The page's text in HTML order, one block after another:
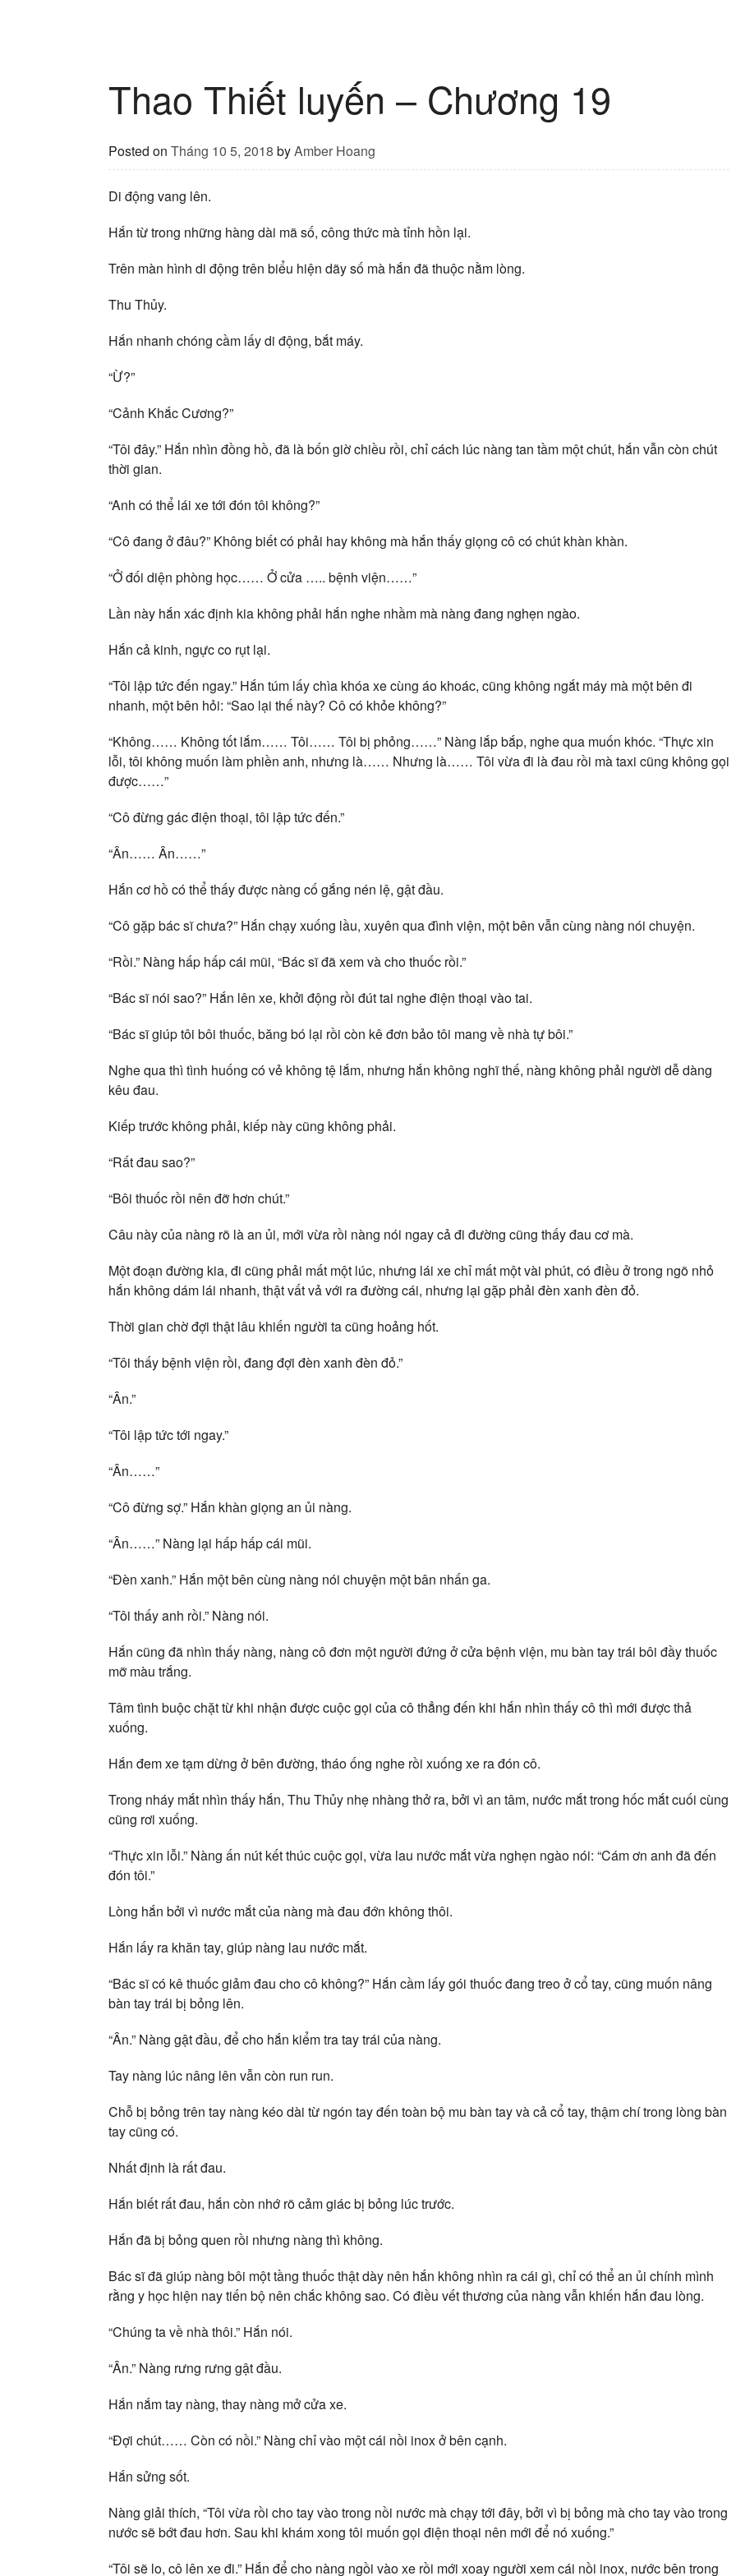
Thao Thiết luyến – Chương 19
Posted on Tháng 10 5, 2018 byAmber Hoang
Di động vang lên.
Hắn từ trong những hàng dài mã số, công thức mà tỉnh hồn lại.
Trên màn hình di động trên biểu hiện dãy số mà hắn đã thuộc nằm lòng.
Thu Thủy.
Hắn nhanh chóng cầm lấy di động, bắt máy.
“Ừ?”
“Cảnh Khắc Cương?”
“Tôi đây.” Hắn nhìn đồng hồ, đã là bốn giờ chiều rồi, chỉ cách lúc nàng tan tầm một chút, hắn vẫn còn chút
thời gian.
“Anh có thể lái xe tới đón tôi không?”
“Cô đang ở đâu?” Không biết có phải hay không mà hắn thấy giọng cô có chút khàn khàn.
“Ở đối diện phòng học…… Ở cửa ….. bệnh viện……”
Lần này hắn xác định kia không phải hắn nghe nhầm mà nàng đang nghẹn ngào.
Hắn cả kinh, ngực co rụt lại.
“Tôi lập tức đến ngay.” Hắn túm lấy chìa khóa xe cùng áo khoác, cũng không ngắt máy mà một bên đi
nhanh, một bên hỏi: “Sao lại thế này? Cô có khỏe không?”
“Không…… Không tốt lắm…… Tôi…… Tôi bị phỏng……” Nàng lắp bắp, nghe qua muốn khóc. “Thực xin
lỗi, tôi không muốn làm phiền anh, nhưng là…… Nhưng là…… Tôi vừa đi là đau rồi mà taxi cũng không gọi
được……”
“Cô đừng gác điện thoại, tôi lập tức đến.”
“Ân…… Ân……”
Hắn cơ hồ có thể thấy được nàng cố gắng nén lệ, gật đầu.
“Cô gặp bác sĩ chưa?” Hắn chạy xuống lầu, xuyên qua đình viện, một bên vẫn cùng nàng nói chuyện.
“Rồi.” Nàng hấp hấp cái mũi, “Bác sĩ đã xem và cho thuốc rồi.”
“Bác sĩ nói sao?” Hắn lên xe, khởi động rồi đút tai nghe điện thoại vào tai.
“Bác sĩ giúp tôi bôi thuốc, băng bó lại rồi còn kê đơn bảo tôi mang về nhà tự bôi.”
Nghe qua thì tình huống có vẻ không tệ lắm, nhưng hắn không nghĩ thế, nàng không phải người dễ dàng
kêu đau.
Kiếp trước không phải, kiếp này cũng không phải.
“Rất đau sao?”
“Bôi thuốc rồi nên đỡ hơn chút.”
Câu này của nàng rõ là an ủi, mới vừa rồi nàng nói ngay cả đi đường cũng thấy đau cơ mà.
Một đoạn đường kia, đi cũng phải mất một lúc, nhưng lái xe chỉ mất một vài phút, có điều ở trong ngõ nhỏ
hắn không dám lái nhanh, thật vất vả với ra đường cái, nhưng lại gặp phải đèn xanh đèn đỏ.
Thời gian chờ đợi thật lâu khiến người ta cũng hoảng hốt.
“Tôi thấy bệnh viện rồi, đang đợi đèn xanh đèn đỏ.”
“Ân.”
“Tôi lập tức tới ngay.”
“Ân……”
“Cô đừng sợ.” Hắn khàn giọng an ủi nàng.
“Ân……” Nàng lại hấp hấp cái mũi.
“Đèn xanh.” Hắn một bên cùng nàng nói chuyện một bân nhấn ga.
“Tôi thấy anh rồi.” Nàng nói.
Hắn cũng đã nhìn thấy nàng, nàng cô đơn một người đứng ở cửa bệnh viện, mu bàn tay trái bôi đầy thuốc
mỡ màu trắng.
Tâm tình buộc chặt từ khi nhận được cuộc gọi của cô thẳng đến khi hắn nhìn thấy cô thì mới được thả
xuống.
Hắn đem xe tạm dừng ở bên đường, tháo ống nghe rồi xuống xe ra đón cô.
Trong nháy mắt nhìn thấy hắn, Thu Thủy nhẹ nhàng thở ra, bởi vì an tâm, nước mắt trong hốc mắt cuối cùng
cũng rơi xuống.
“Thực xin lỗi.” Nàng ấn nút kết thúc cuộc gọi, vừa lau nước mắt vừa nghẹn ngào nói: “Cám ơn anh đã đến
đón tôi.”
Lòng hắn bởi vì nước mắt của nàng mà đau đớn không thôi.
Hắn lấy ra khăn tay, giúp nàng lau nước mắt.
“Bác sĩ có kê thuốc giảm đau cho cô không?” Hắn cầm lấy gói thuốc đang treo ở cổ tay, cũng muốn nâng
bàn tay trái bị bỏng lên.
“Ân.” Nàng gật đầu, để cho hắn kiểm tra tay trái của nàng.
Tay nàng lúc nâng lên vẫn còn run run.
Chỗ bị bỏng trên tay nàng kéo dài từ ngón tay đến toàn bộ mu bàn tay và cả cổ tay, thậm chí trong lòng bàn
tay cũng có.
Nhất định là rất đau.
Hắn biết rất đau, hắn còn nhớ rõ cảm giác bị bỏng lúc trước.
Hắn đã bị bỏng quen rồi nhưng nàng thì không.
Bác sĩ đã giúp nàng bôi một tầng thuốc thật dày nên hắn không nhìn ra cái gì, chỉ có thể an ủi chính mình
rằng y học hiện nay tiến bộ nên chắc không sao. Có điều vết thương của nàng vẫn khiến hắn đau lòng.
“Chúng ta về nhà thôi.” Hắn nói.
“Ân.” Nàng rưng rưng gật đầu.
Hắn nắm tay nàng, thay nàng mở cửa xe.
“Đợi chút…… Còn có nồi.” Nàng chỉ vào một cái nồi inox ở bên cạnh.
Hắn sửng sốt.
Nàng giải thích, “Tôi vừa rồi cho tay vào trong nồi nước mà chạy tới đây, bởi vì bị bỏng mà cho tay vào trong
nước sẽ bớt đau hơn. Sau khi khám xong tôi muốn gọi điện thoại nên mới để nó xuống.”
“Tôi sẽ lo, cô lên xe đi.” Hắn để cho nàng ngồi vào xe rồi mới xoay người xem cái nồi inox, nước bên trong